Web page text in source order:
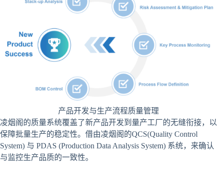
产品开发与生产流程质量管理
凌烟阁的质量系统覆盖了新产品开发到量产工厂的无缝衔接，以
保障批量生产的稳定性。借由凌烟阁的QCS(Quality Control
System) 与 PDAS (Production Data Analysis System) 系统，来确认
与监控生产品质的一致性。